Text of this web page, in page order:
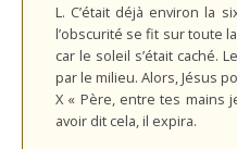
L. C’était déjà environ la
l’obscurité se fit sur toute
car le soleil s’était caché.
par le milieu. Alors, Jésus
X « Père, entre tes mains
avoir dit cela, il expira.